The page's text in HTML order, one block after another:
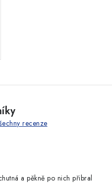
recenze
a pěkně po nich přibral